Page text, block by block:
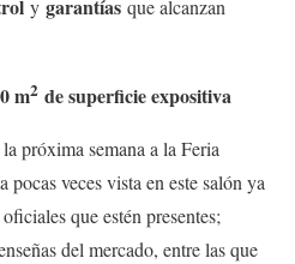
y garantías que alcanzan
m2 de superficie expositiva
próxima semana a la Feria
pocas veces vista en este salón ya
que estén presentes;
del mercado, entre las que